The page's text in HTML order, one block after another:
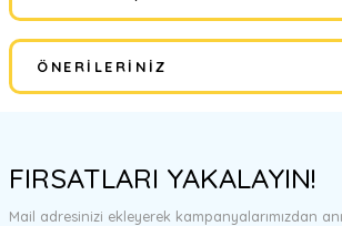
Bu ürüne ilk yorumu siz
Yorum Yaz
ÖNERILERINIZ
tarafımıza iletebilirsiniz.
Görüş ve önerileriniz için teşekkür ederiz.
FIRSATLARI YAKALAYIN!
Mail adresinizi ekleyerek kampanyalarımızdan